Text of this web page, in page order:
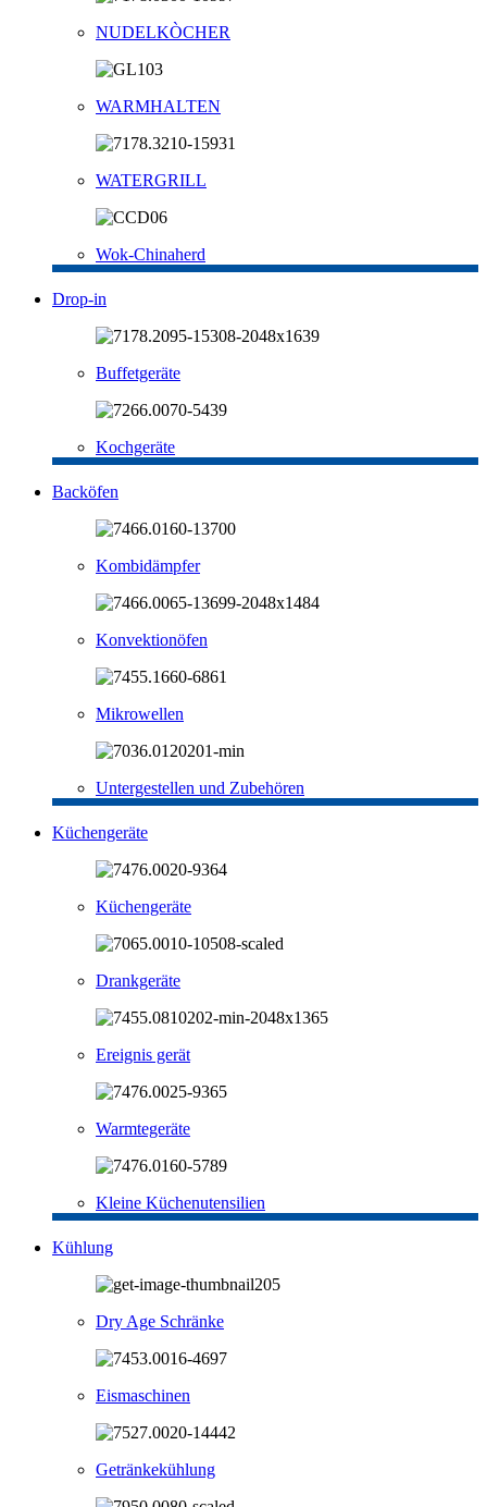
NUDELKÒCHER
WARMHALTEN
WATERGRILL
Wok-Chinaherd
Drop-in
Buffetgeräte
Kochgeräte
Backöfen
Kombidämpfer
Konvektionöfen
Mikrowellen
Untergestellen und Zubehören
Küchengeräte
Küchengeräte
Drankgeräte
Ereignis gerät
Warmtegeräte
Kleine Küchenutensilien
Kühlung
Dry Age Schränke
Eismaschinen
Getränkekühlung